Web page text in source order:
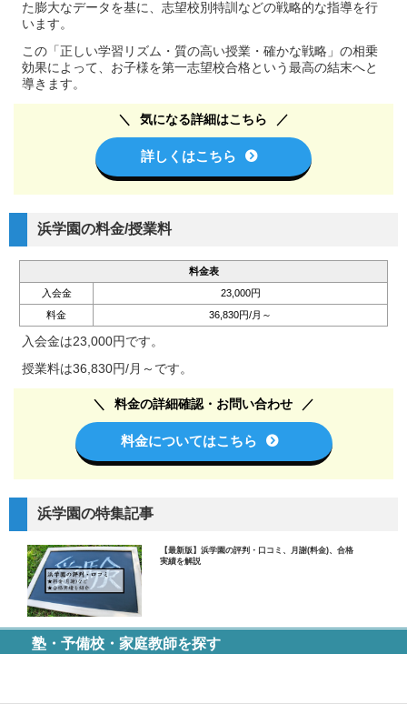
た膨大なデータを基に、志望校別特訓などの戦略的な指導を行
います。
この「正しい学習リズム・質の高い授業・確かな戦略」の相乗
効果によって、お子様を第一志望校合格という最高の結末へと
導きます。
気になる詳細はこちら
詳しくはこちら
浜学園の料金/授業料
料金表
入会金
23,000円
料金
36,830円/月～
入会金は23,000円です。
授業料は36,830円/月～です。
料金の詳細確認・お問い合わせ
料金についてはこちら
浜学園の特集記事
【最新版】浜学園の評判・口コミ、月謝(料金)、合格
実績を解説
塾・予備校・家庭教師を探す